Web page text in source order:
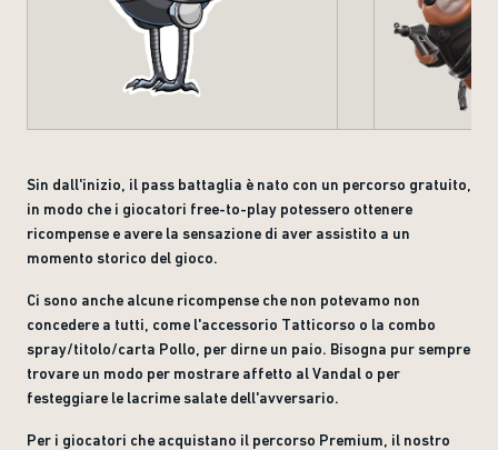
Sin dall'inizio, il pass battaglia è nato con un percorso gratuito,
in modo che i giocatori free-to-play potessero ottenere
ricompense e avere la sensazione di aver assistito a un
momento storico del gioco.
Ci sono anche alcune ricompense che non potevamo non
concedere a tutti, come l'accessorio Tatticorso o la combo
spray/titolo/carta Pollo, per dirne un paio. Bisogna pur sempre
trovare un modo per mostrare affetto al Vandal o per
festeggiare le lacrime salate dell'avversario.
Per i giocatori che acquistano il percorso Premium, il nostro